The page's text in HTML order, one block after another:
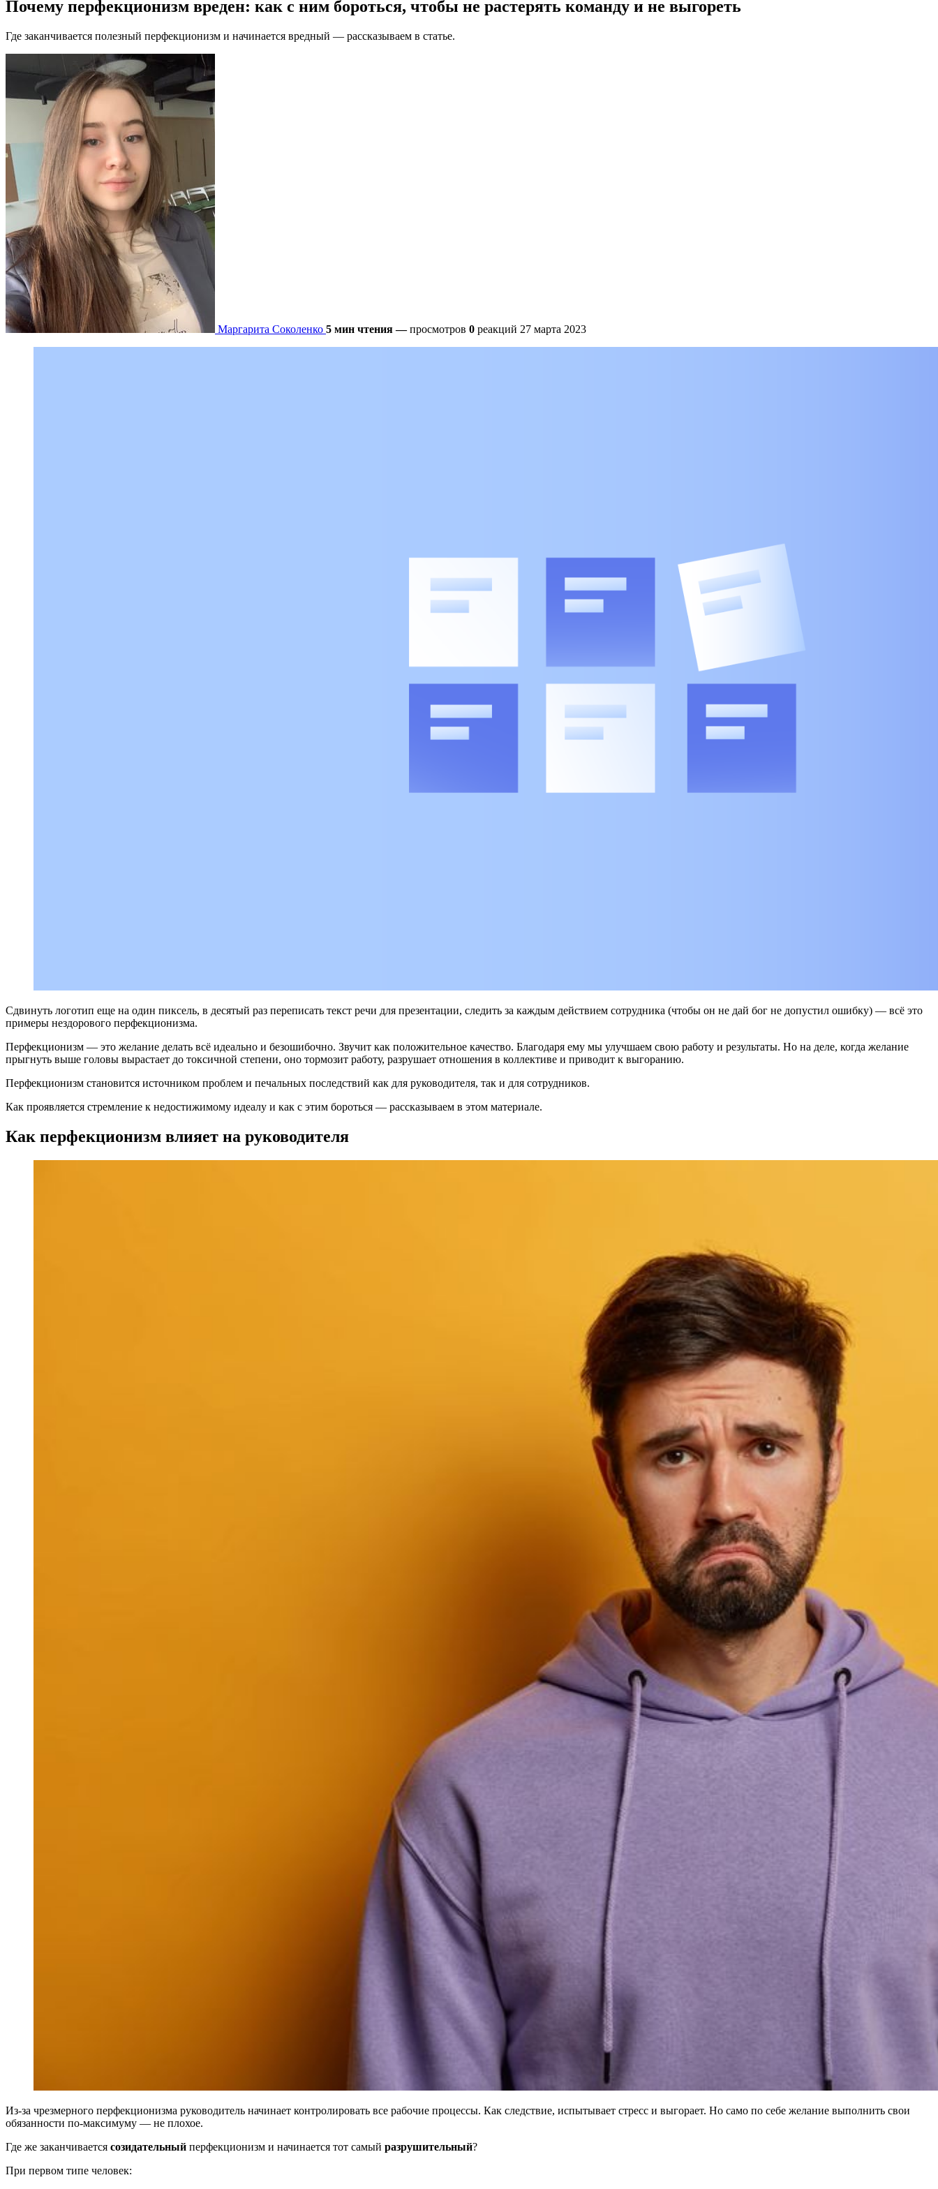
Почему перфекционизм вреден: как с ним бороться, чтобы не растерять команду и не выгореть
Где заканчивается полезный перфекционизм и начинается вредный — рассказываем в статье.
Маргарита Соколенко 5 мин чтения —просмотров 0 реакций 27 марта 2023
Сдвинуть логотип еще на один пиксель, в десятый раз переписать текст речи для презентации, следить за каждым действием сотрудника (чтобы он не дай бог не допустил ошибку) — всё это
примеры нездорового перфекционизма.
Перфекционизм — это желание делать всё идеально и безошибочно. Звучит как положительное качество. Благодаря ему мы улучшаем свою работу и результаты. Но на деле, когда желание
прыгнуть выше головы вырастает до токсичной степени, оно тормозит работу, разрушает отношения в коллективе и приводит к выгоранию.
Перфекционизм становится источником проблем и печальных последствий как для руководителя, так и для сотрудников.
Как проявляется стремление к недостижимому идеалу и как с этим бороться — рассказываем в этом материале.
Как перфекционизм влияет на руководителя
Из-за чрезмерного перфекционизма руководитель начинает контролировать все рабочие процессы. Как следствие, испытывает стресс и выгорает. Но само по себе желание выполнить свои
обязанности по-максимуму — не плохое.
Где же заканчивается созидательный перфекционизм и начинается тот самый разрушительный?
При первом типе человек: